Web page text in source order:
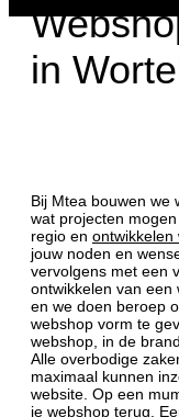
in
Bij Mtea bouwen we
wat projecten
regio en ontwikkelen
jouw noden en
vervolgens met een
ontwikkelen van een
en we doen beroep
webshop vorm te
webshop, in de
Alle overbodige
maximaal kunnen
website. Op een
je webshop terug.